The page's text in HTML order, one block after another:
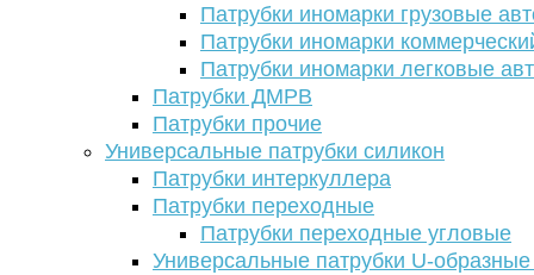
Патрубки иномарки грузовые
Патрубки иномарки
Патрубки иномарки легковые
Патрубки ДМРВ
Патрубки прочие
Универсальные патрубки силикон
Патрубки интеркуллера
Патрубки переходные
Патрубки переходные угловые
Универсальные патрубки U-